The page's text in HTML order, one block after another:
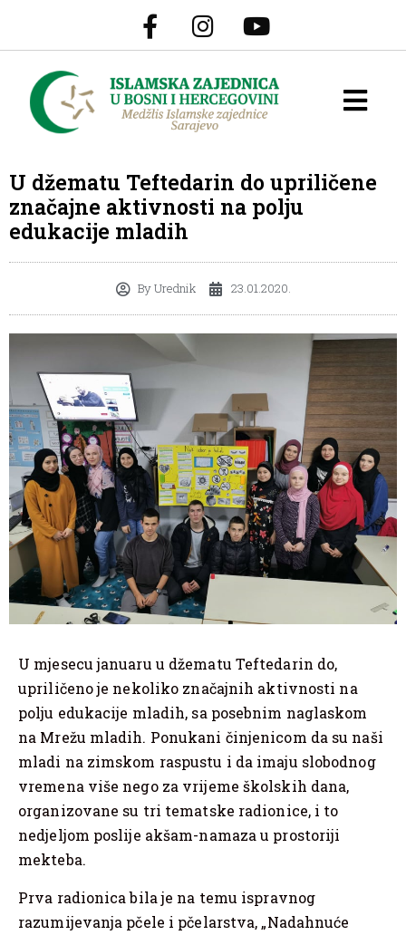
U džematu Teftedarin do upriličene
značajne aktivnosti na polju
edukacije mladih
ByUrednik 23.01.2020.
U mjesecu januaru u džematu Teftedarin do,
upriličeno je nekoliko značajnih aktivnosti na
polju edukacije mladih, sa posebnim naglaskom
na Mrežu mladih. Ponukani činjenicom da su naši
mladi na zimskom raspustu i da imaju slobodnog
vremena više nego za vrijeme školskih dana,
organizovane su tri tematske radionice, i to
nedjeljom poslije akšam-namaza u prostoriji
mekteba.
Prva radionica bila je na temu ispravnog
razumijevanja pčele i pčelarstva, „Nadahnuće